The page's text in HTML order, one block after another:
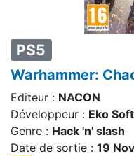
PS5
Warhammer:
Editeur : NACON
Développeur : Eko
Genre : Hack 'n' slash
Date de sortie : 19